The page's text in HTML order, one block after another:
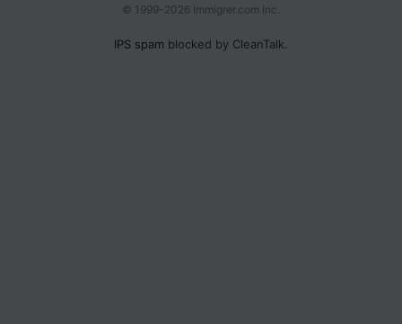
© 1999-2026 Immigrer.com Inc.
IPS spam blocked by CleanTalk.